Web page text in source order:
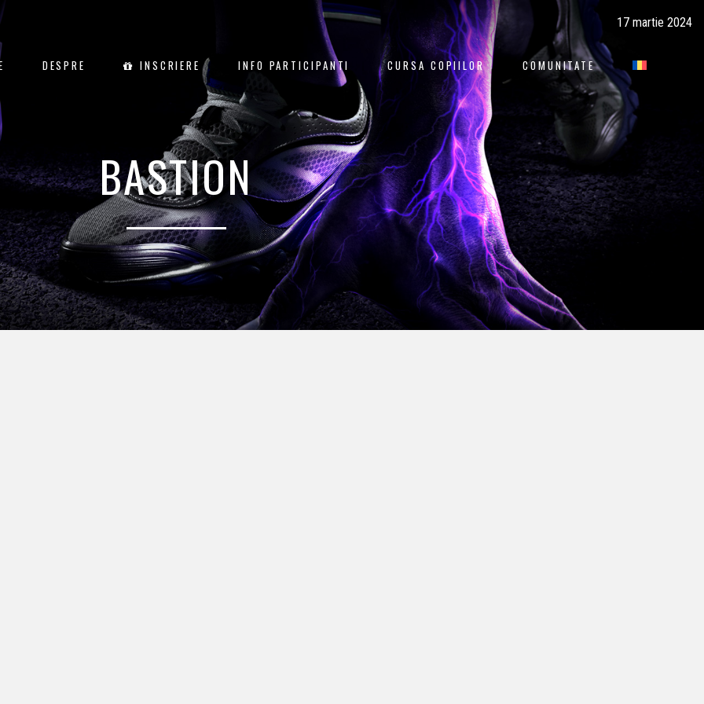
17 martie 2024
DESPRE INSCRIERE INFO PARTICIPANTI CURSA COPIILOR COMUNITATE
BASTION